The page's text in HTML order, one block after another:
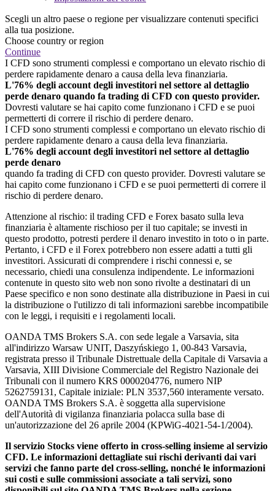
Scegli un altro paese o regione per visualizzare contenuti specifici
alla tua posizione.
Choose country or region
Continue
I CFD sono strumenti complessi e comportano un elevato rischio di
perdere rapidamente denaro a causa della leva finanziaria.
L'76% degli account degli investitori nel settore al dettaglio
perde denaro quando fa trading di CFD con questo provider.
Dovresti valutare se hai capito come funzionano i CFD e se puoi
permetterti di correre il rischio di perdere denaro.
I CFD sono strumenti complessi e comportano un elevato rischio di
perdere rapidamente denaro a causa della leva finanziaria.
L'76% degli account degli investitori nel settore al dettaglio
perde denaro
quando fa trading di CFD con questo provider. Dovresti valutare se
hai capito come funzionano i CFD e se puoi permetterti di correre il
rischio di perdere denaro.
Attenzione al rischio: il trading CFD e Forex basato sulla leva
finanziaria è altamente rischioso per il tuo capitale; se investi in
questo prodotto, potresti perdere il denaro investito in toto o in parte.
Pertanto, i CFD e il Forex potrebbero non essere adatti a tutti gli
investitori. Assicurati di comprendere i rischi connessi e, se
necessario, chiedi una consulenza indipendente. Le informazioni
contenute in questo sito web non sono rivolte a destinatari di un
Paese specifico e non sono destinate alla distribuzione in Paesi in cui
la distribuzione o l'utilizzo di tali informazioni sarebbe incompatibile
con le leggi, i requisiti e i regolamenti locali.
OANDA TMS Brokers S.A. con sede legale a Varsavia, sita
all'indirizzo Warsaw UNIT, Daszyńskiego 1, 00-843 Varsavia,
registrata presso il Tribunale Distrettuale della Capitale di Varsavia a
Varsavia, XIII Divisione Commerciale del Registro Nazionale dei
Tribunali con il numero KRS 0000204776, numero NIP
5262759131, Capitale iniziale: PLN 3537,560 interamente versato.
OANDA TMS Brokers S.A. è soggetta alla supervisione
dell'Autorità di vigilanza finanziaria polacca sulla base di
un'autorizzazione del 26 aprile 2004 (KPWiG-4021-54-1/2004).
Il servizio Stocks viene offerto in cross-selling insieme al servizio
CFD. Le informazioni dettagliate sui rischi derivanti dai vari
servizi che fanno parte del cross-selling, nonché le informazioni
sui costi e sulle commissioni associate a tali servizi, sono